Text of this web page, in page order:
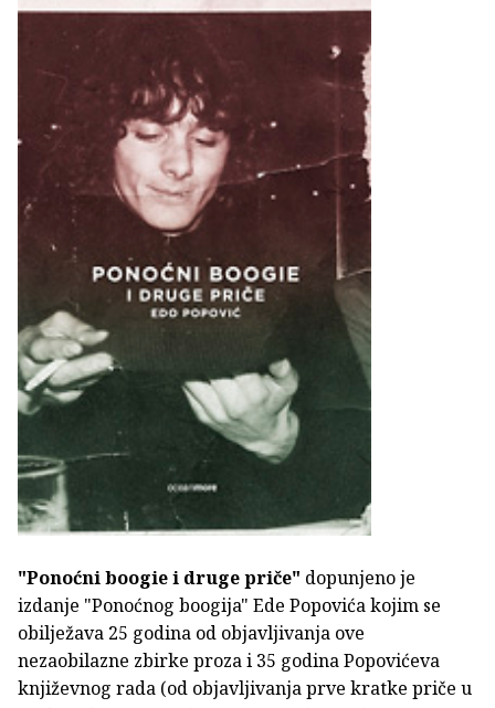
"Ponoćni boogie i druge priče" dopunjeno je
izdanje "Ponoćnog boogija" Ede Popovića kojim se
obilježava 25 godina od objavljivanja ove
nezaobilazne zbirke proza i 35 godina Popovićeva
književnog rada (od objavljivanja prve kratke priče u